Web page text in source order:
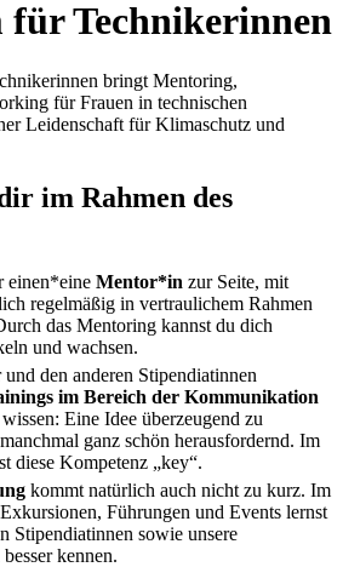
für Technikerinnen
bringt Mentoring,
für Frauen in technischen
Leidenschaft für Klimaschutz und
im Rahmen des
einen*eine Mentor*in zur Seite, mit
regelmäßig in vertraulichem Rahmen
das Mentoring kannst du dich
und wachsen.
den anderen Stipendiatinnen
im Bereich der Kommunikation
Eine Idee überzeugend zu
ganz schön herausfordernd. Im
diese Kompetenz „key“.
kommt natürlich auch nicht zu kurz. Im
Führungen und Events lernst
Stipendiatinnen sowie unsere
kennen.